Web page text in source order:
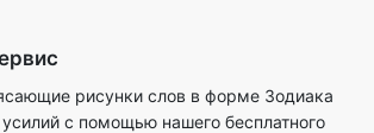
рисунки слов в форме Зодиака
с помощью нашего бесплатного